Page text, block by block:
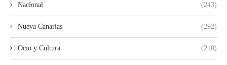
Nacional (243)
Nueva Canarias (292)
Ocio y Cultura (210)